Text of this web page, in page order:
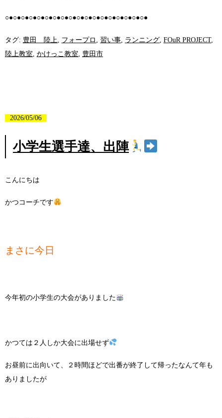
○●○●○●○●○●○●○●○●○●○●○●○●○●○●○●○●○●○●
タグ: 豊田 陸上 フォープロ 習い事 ランニング FOuR PROJECT,
陸上教室 かけっこ教室 豊田市
2026/05/06
小学生選手達、出陣
こんにちは
かつコーチです
まさに今日
今年初の小学生の大会がありました
かつては２人しか大会に出場せず
お昼前に出向いて、２時間ほどで出番が終了して帰ったなんて年も
ありましたが